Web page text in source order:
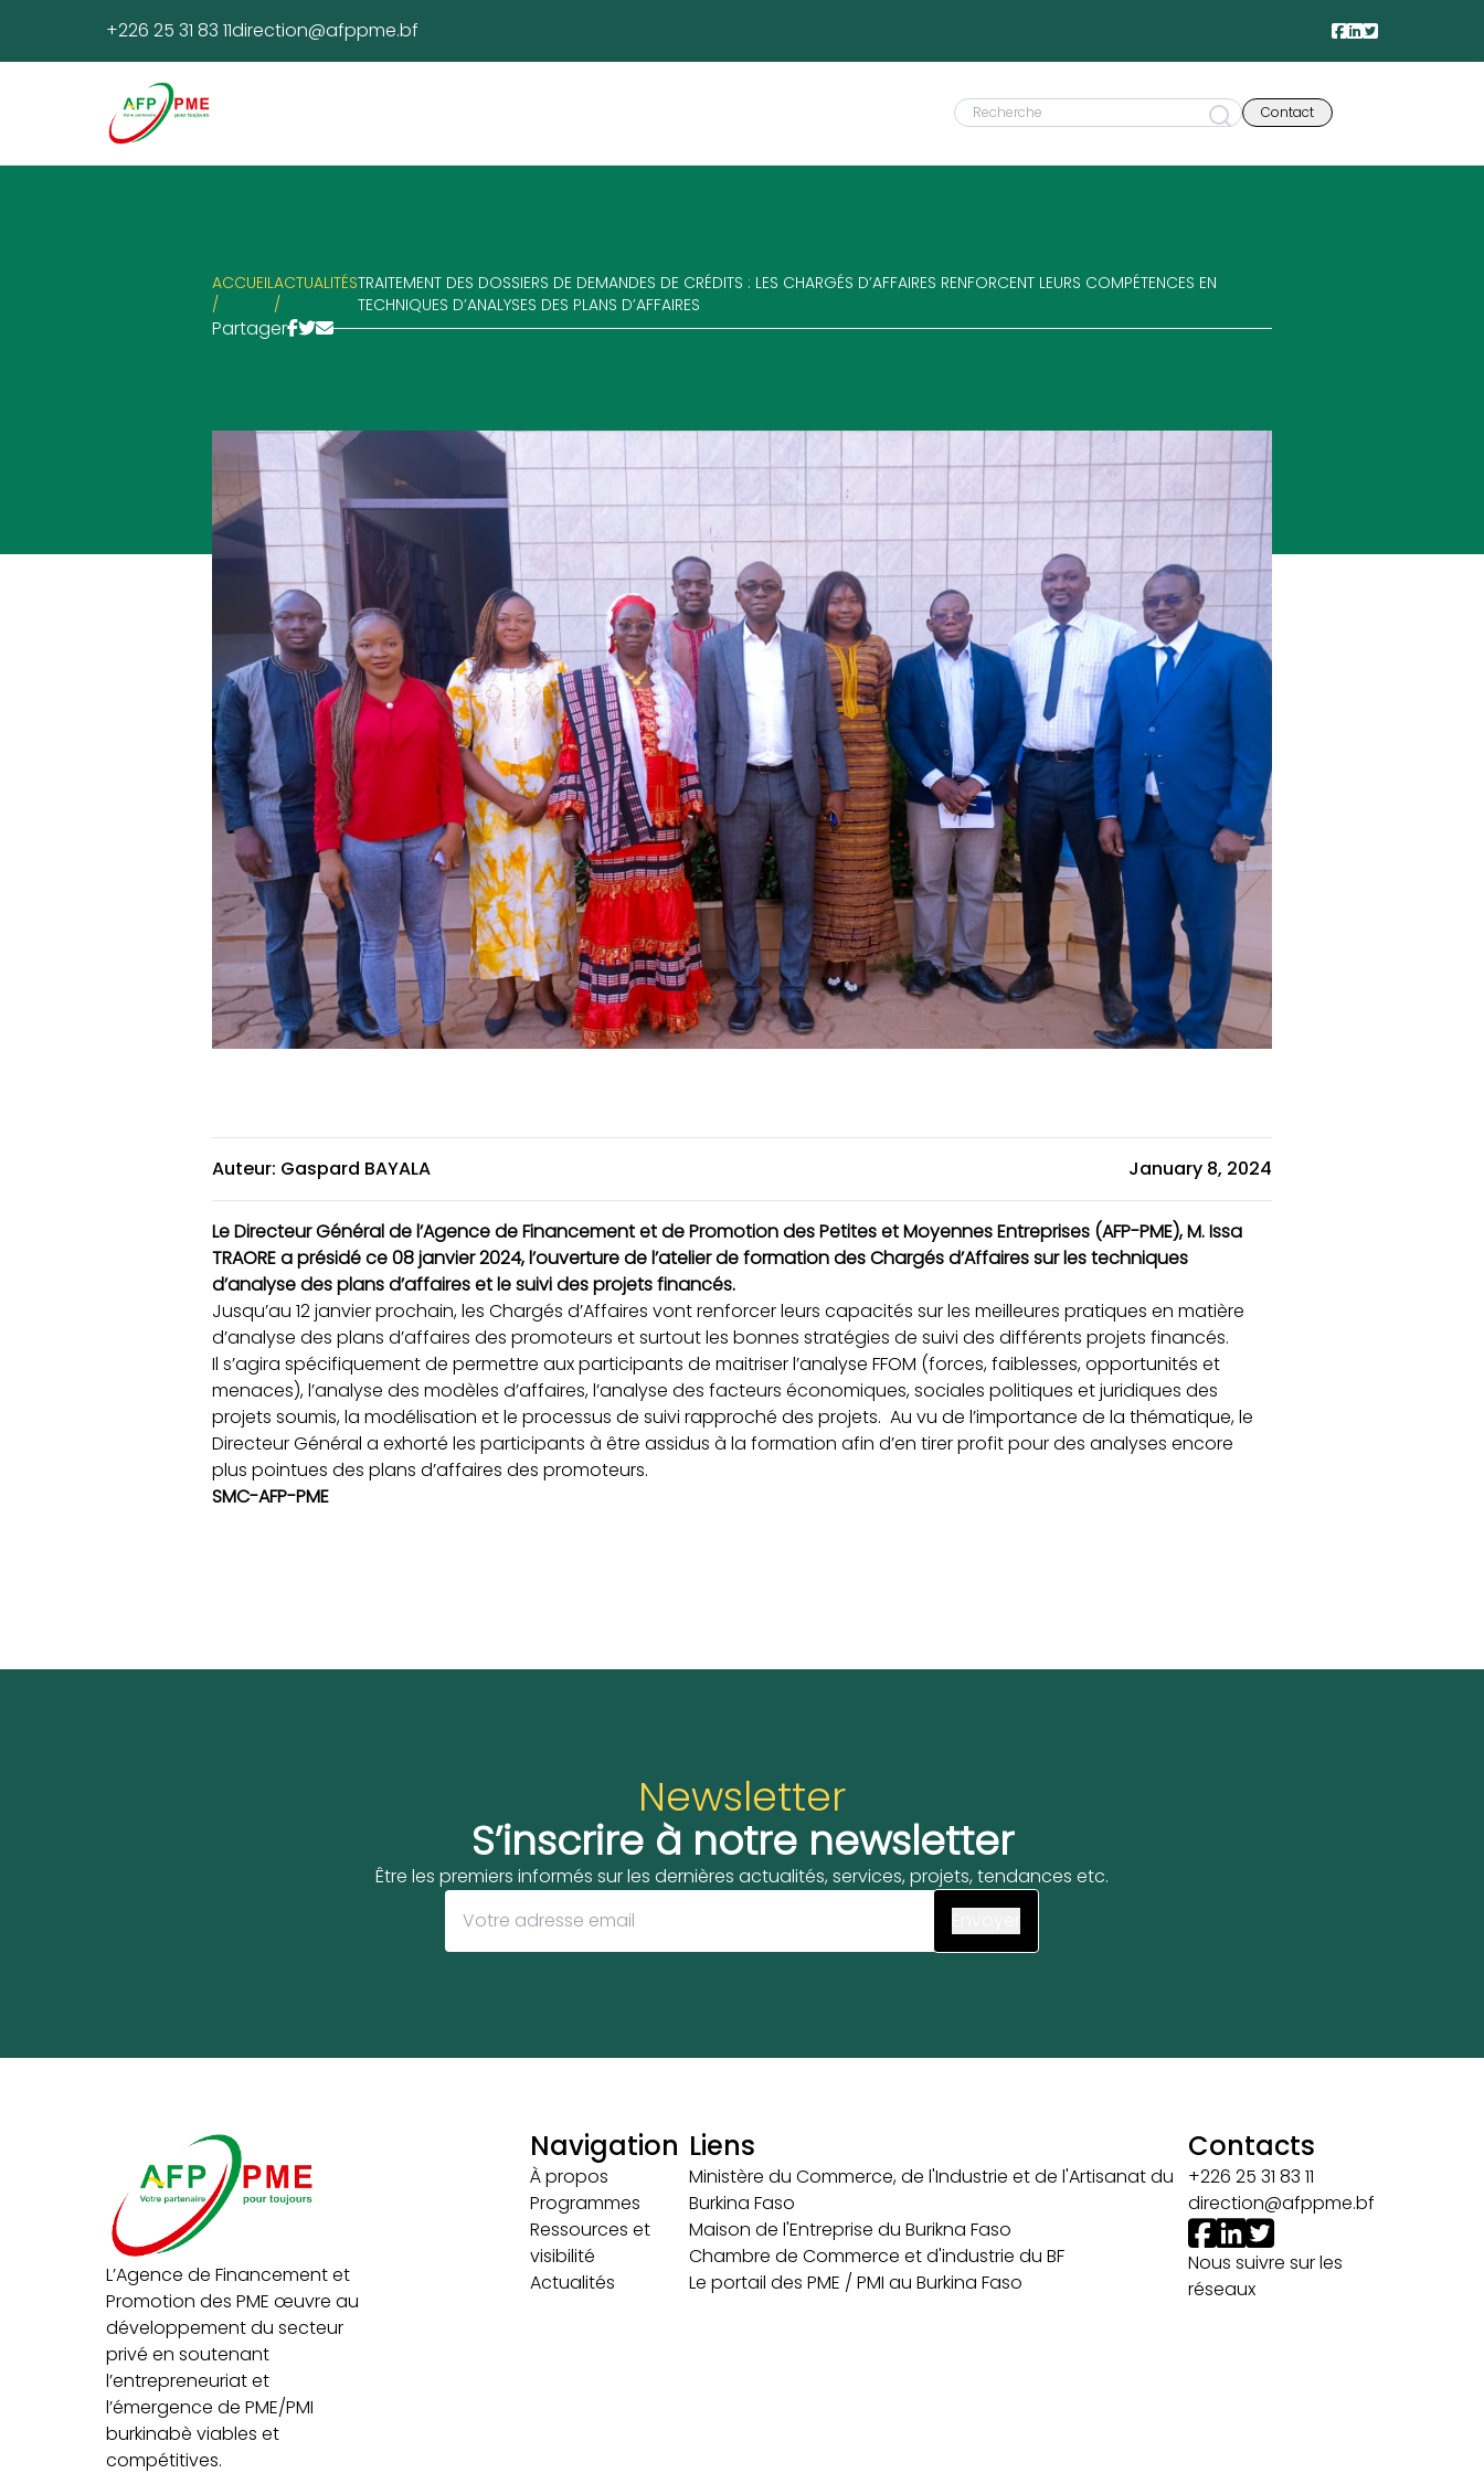
+226 25 31 83 11direction@afppme.bf
Contact
ACCUEIL
/
ACTUALITÉS
/
TRAITEMENT DES DOSSIERS DE DEMANDES DE CRÉDITS : LES CHARGÉS D’AFFAIRES RENFORCENT LEURS COMPÉTENCES EN
TECHNIQUES D’ANALYSES DES PLANS D’AFFAIRES
Partager
Auteur: Gaspard BAYALA January 8, 2024
Le Directeur Général de l’Agence de Financement et de Promotion des Petites et Moyennes Entreprises (AFP-PME), M. Issa
TRAORE a présidé ce 08 janvier 2024, l’ouverture de l’atelier de formation des Chargés d’Affaires sur les techniques
d’analyse des plans d’affaires et le suivi des projets financés.
Jusqu’au 12 janvier prochain, les Chargés d’Affaires vont renforcer leurs capacités sur les meilleures pratiques en matière
d’analyse des plans d’affaires des promoteurs et surtout les bonnes stratégies de suivi des différents projets financés.
Il s’agira spécifiquement de permettre aux participants de maitriser l’analyse FFOM (forces, faiblesses, opportunités et
menaces), l’analyse des modèles d’affaires, l’analyse des facteurs économiques, sociales politiques et juridiques des
projets soumis, la modélisation et le processus de suivi rapproché des projets. Au vu de l’importance de la thématique, le
Directeur Général a exhorté les participants à être assidus à la formation afin d’en tirer profit pour des analyses encore
plus pointues des plans d’affaires des promoteurs.
SMC-AFP-PME
Newsletter
S’inscrire à notre newsletter
Être les premiers informés sur les dernières actualités, services, projets, tendances etc.
L’Agence de Financement et
Promotion des PME œuvre au
développement du secteur
privé en soutenant
l’entrepreneuriat et
l’émergence de PME/PMI
burkinabè viables et
compétitives.
Navigation
À propos
Programmes
Ressources et
visibilité
Actualités
Liens
Ministère du Commerce, de l'Industrie et de l'Artisanat du
Burkina Faso
Maison de l'Entreprise du Burikna Faso
Chambre de Commerce et d'industrie du BF
Le portail des PME / PMI au Burkina Faso
Contacts
+226 25 31 83 11
direction@afppme.bf
Nous suivre sur les
réseaux